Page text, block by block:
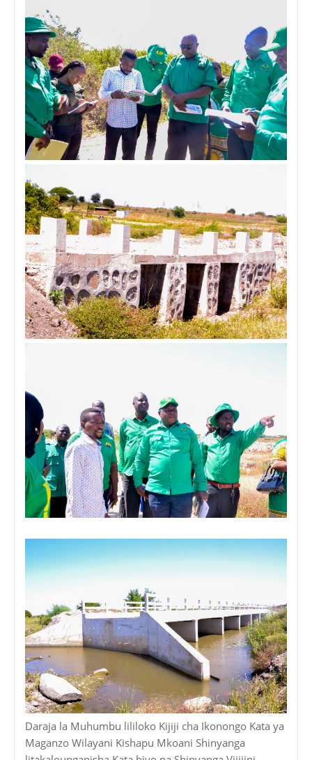
Daraja la Muhumbu lililoko Kijiji cha Ikonongo Kata ya
Maganzo Wilayani Kishapu Mkoani Shinyanga